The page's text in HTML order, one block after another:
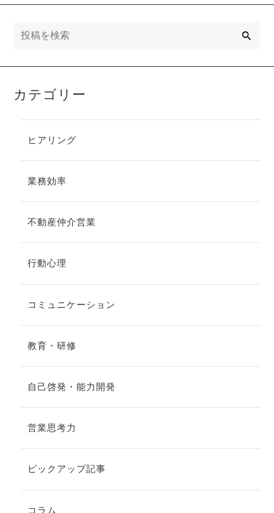
カテゴリー
ヒアリング
業務効率
不動産仲介営業
行動心理
コミュニケーション
教育・研修
自己啓発・能力開発
営業思考力
ピックアップ記事
コラム